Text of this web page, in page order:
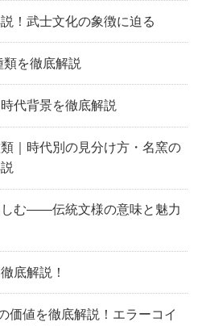
！武士文化の象徴に迫る
を徹底解説
代背景を徹底解説
｜時代別の見分け方・名窯の
む——伝統文様の意味と魅力
底解説！
価値を徹底解説！エラーコイ